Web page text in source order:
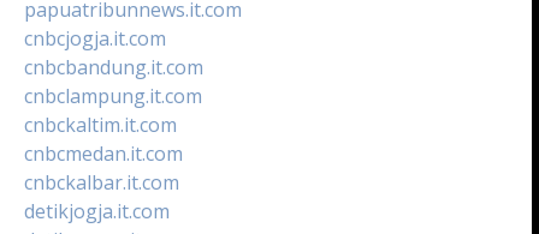
papuatribunnews.it.com
cnbcjogja.it.com
cnbcbandung.it.com
cnbclampung.it.com
cnbckaltim.it.com
cnbcmedan.it.com
cnbckalbar.it.com
detikjogja.it.com